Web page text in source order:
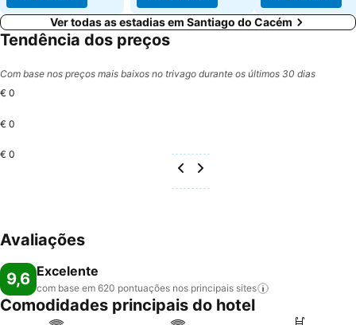
Ver todas as estadias em Santiago do Cacém
Tendência dos preços
Com base nos preços mais baixos no trivago durante os últimos 30 dias
€ 0
€ 0
€ 0
Avaliações
9,6 Excelente
com base em 620 pontuações nos principais sites
Comodidades principais do hotel